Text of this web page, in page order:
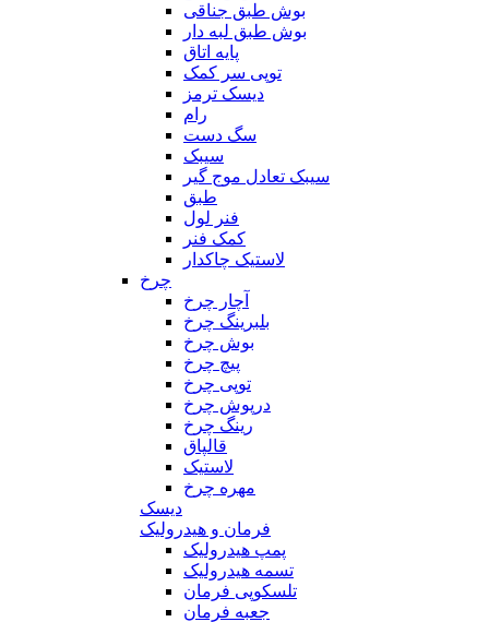
بوش طبق جناقی
بوش طبق لبه دار
پایه اتاق
توپی سر کمک
دیسک ترمز
رام
سگ دست
سیبک
سیبک تعادل موج گیر
طبق
فنر لول
کمک فنر
لاستیک چاکدار
چرخ
آچار چرخ
بلبرینگ چرخ
بوش چرخ
پیچ چرخ
توپی چرخ
درپوش چرخ
رینگ چرخ
قالپاق
لاستیک
مهره چرخ
دیسک
فرمان و هیدرولیک
پمپ هیدرولیک
تسمه هیدرولیک
تلسکوپی فرمان
جعبه فرمان